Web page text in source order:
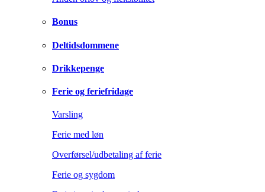
Bonus
Deltidsdommene
Drikkepenge
Ferie og feriefridage
Varsling
Ferie med løn
Overførsel/udbetaling af ferie
Ferie og sygdom